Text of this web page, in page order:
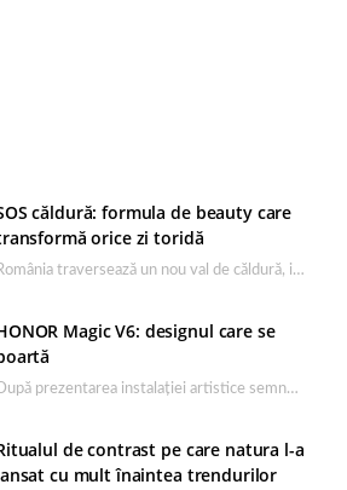
căldură: formula de beauty care
orice zi toridă
România traversează un nou val de căldură, iar rutina de îngrijire capătă un rol esențial…
Magic V6: designul care se
După prezentarea instalației artistice semnată de Catrinel Săbăciag în cadrul evenimentului de lansare HONOR Magic…
de contrast pe care natura l-a
cu mult înaintea trendurilor